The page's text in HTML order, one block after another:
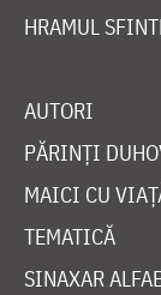
HRAMUL
AUTORI
PĂRINȚI
MAICI CU
TEMATICĂ
SINAXAR